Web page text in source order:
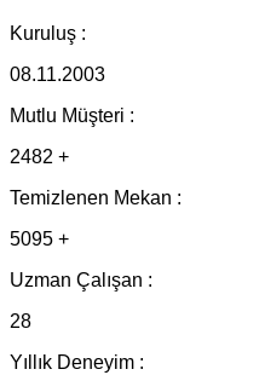
Kuruluş :
08.11.2003
Mutlu Müşteri :
2482 +
Temizlenen Mekan :
5095 +
Uzman Çalışan :
28
Yıllık Deneyim :